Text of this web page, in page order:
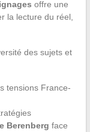
offre une
la lecture du réel,
des sujets et
tensions France-
Berenberg face